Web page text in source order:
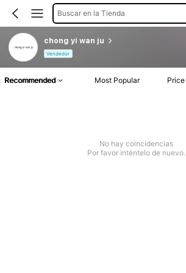
Buscar en la Tienda
chong yi wan ju
Vendedor
Recommended Most Popular Price
No hay coincidencias
Por favor inténtelo de nuevo.